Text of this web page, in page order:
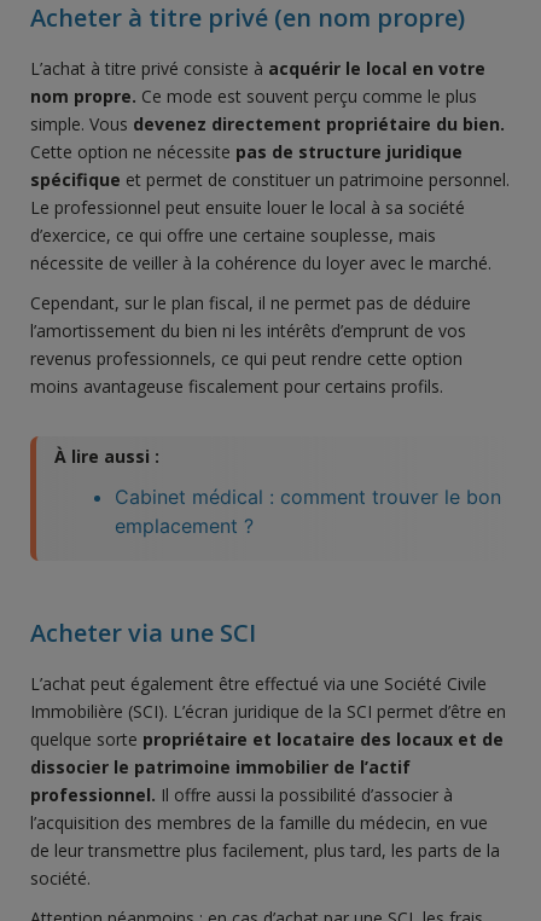
Acheter à titre privé (en nom propre)
L’achat à titre privé consiste à acquérir le local en votre
nom propre. Ce mode est souvent perçu comme le plus
simple. Vous devenez directement propriétaire du bien.
Cette option ne nécessite pas de structure juridique
spécifique et permet de constituer un patrimoine personnel.
Le professionnel peut ensuite louer le local à sa société
d’exercice, ce qui offre une certaine souplesse, mais
nécessite de veiller à la cohérence du loyer avec le marché.
Cependant, sur le plan fiscal, il ne permet pas de déduire
l’amortissement du bien ni les intérêts d’emprunt de vos
revenus professionnels, ce qui peut rendre cette option
moins avantageuse fiscalement pour certains profils.
À lire aussi :
Cabinet médical : comment trouver le bon
emplacement ?
Acheter via une SCI
L’achat peut également être effectué via une Société Civile
Immobilière (SCI). L’écran juridique de la SCI permet d’être en
quelque sorte propriétaire et locataire des locaux et de
dissocier le patrimoine immobilier de l’actif
professionnel. Il offre aussi la possibilité d’associer à
l’acquisition des membres de la famille du médecin, en vue
de leur transmettre plus facilement, plus tard, les parts de la
société.